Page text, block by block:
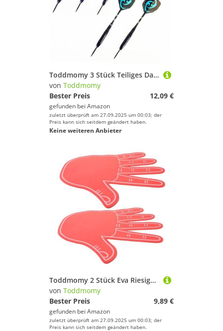
Geschlecht
Boxsäcke & Boxzubehör von Toddmomy
Boards von Toddmomy
Kugeln von Toddmomy
Kletterausrüstung von Toddmomy
Matten & Kissen von Toddmomy
Messgeräte von Toddmomy
Schlafsäcke von Toddmomy
Pfeifen von Toddmomy
Lampen von Toddmomy
Protektoren von Toddmomy
Sportuhren von Toddmomy
Netze von Toddmomy
Tore & Körbe von Toddmomy
Kampfsportausrüstung von Toddmomy
Navigation von Toddmomy
Outdoor Funsport von Toddmomy
Toddmomy 3 Stück Teiliges Dartpfeile mit Drop Resistant Metallspitze Aluminium Schaft Nadelspitze und Roten Flights Langlebig und Präzise für Hobby Profispieler
von Toddmomy
Bester Preis
12,09 €
gefunden bei Amazon
zuletzt überprüft am 27.09.2025 um 00:03; der
Preis kann sich seitdem geändert haben.
Keine weiteren Anbieter
Toddmomy 2 Stück Eva Riesige Hand Cheerleading Handschuhe Leichtes Fan Finger Prop für Sportveranstaltungen Spiele und Feiern mit Deutlicher Fünf-Finger-Form
von Toddmomy
Bester Preis
9,89 €
gefunden bei Amazon
zuletzt überprüft am 27.09.2025 um 00:03; der
Preis kann sich seitdem geändert haben.